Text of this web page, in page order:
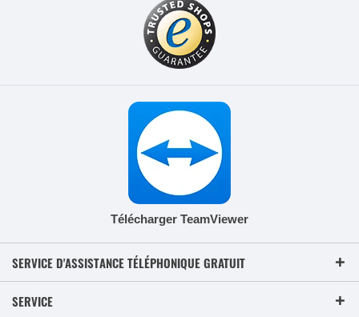
Télécharger TeamViewer
SERVICE D'ASSISTANCE TÉLÉPHONIQUE GRATUIT
SERVICE